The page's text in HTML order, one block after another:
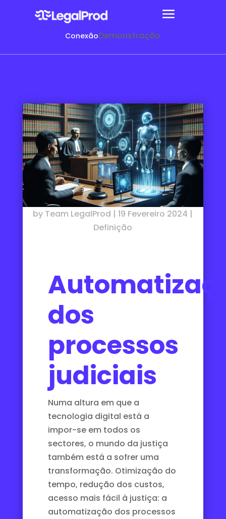
ConexãoDemonstração
by Team LegalProd |19 Fevereiro 2024 |
Definição
dos
processos
judiciais
Numa altura em que a
tecnologia digital está a
impor-se em todos os
sectores, o mundo da justiça
também está a sofrer uma
transformação. Otimização do
tempo, redução dos custos,
acesso mais fácil à justiça: a
automatização dos processos